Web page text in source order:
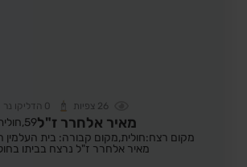
26 צפיות 0 הדליקו נר
מאיר אלחרר ז"ל59,
מקום רצח:חולית,מקום קבורה: בית העלמין
מאיר אלחרר ז"ל נרצח בביתו